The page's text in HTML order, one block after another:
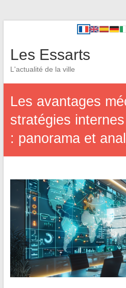
Les Essarts
L'actualité de la ville
Les avantages
stratégies
: panorama et